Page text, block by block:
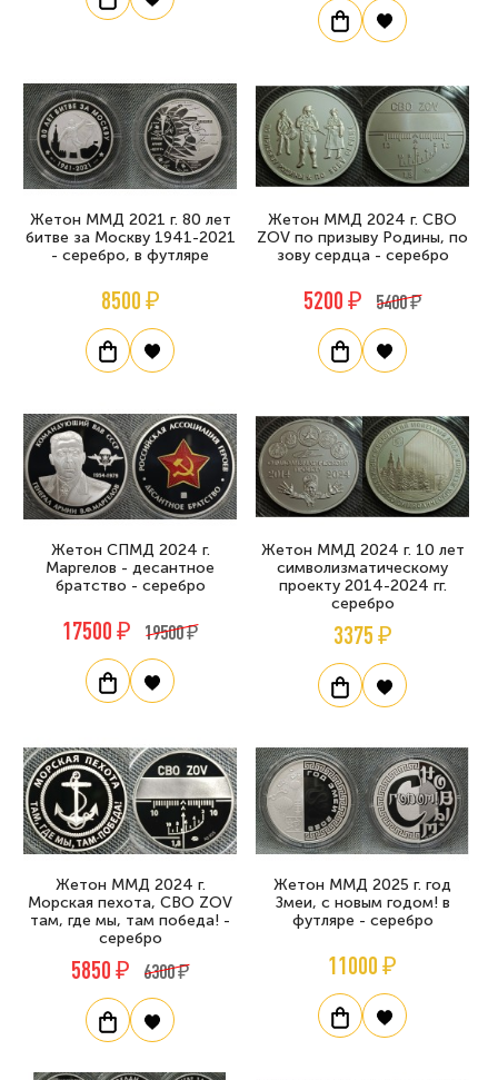
Жетон ММД 2021 г. 80 лет
битве за Москву 1941-2021
- серебро, в футляре
8500 ₽
Жетон ММД 2024 г. СВО
ZOV по призыву Родины, по
зову сердца - серебро
5200 ₽ 5400 ₽
Жетон СПМД 2024 г.
Маргелов - десантное
братство - серебро
17500 ₽ 19500 ₽
Жетон ММД 2024 г. 10 лет
символизматическому
проекту 2014-2024 гг.
серебро
3375 ₽
Жетон ММД 2024 г.
Морская пехота, СВО ZOV
там, где мы, там победа! -
серебро
5850 ₽ 6300 ₽
Жетон ММД 2025 г. год
Змеи, с новым годом! в
футляре - серебро
11000 ₽